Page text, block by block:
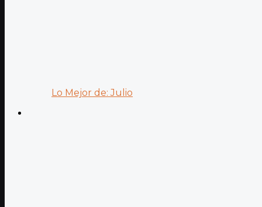
Lo Mejor de: Julio